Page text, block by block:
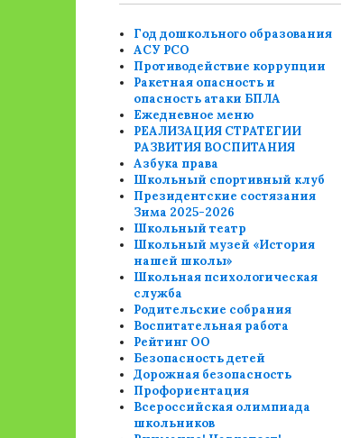
Год дошкольного образования
АСУ РСО
Противодействие коррупции
Ракетная опасность и
опасность атаки БПЛА
Ежедневное меню
РЕАЛИЗАЦИЯ СТРАТЕГИИ
РАЗВИТИЯ ВОСПИТАНИЯ
Азбука права
Школьный спортивный клуб
Президентские состязания
Зима 2025-2026
Школьный театр
Школьный музей «История
нашей школы»
Школьная психологическая
служба
Родительские собрания
Воспитательная работа
Рейтинг ОО
Безопасность детей
Дорожная безопасность
Профориентация
Всероссийская олимпиада
школьников